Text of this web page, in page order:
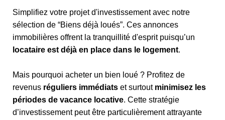
Simplifiez votre projet d'investissement avec notre
sélection de “Biens déjà loués”. Ces annonces
immobilières offrent la tranquillité d'esprit puisqu’un
locataire est déjà en place dans le logement.
Mais pourquoi acheter un bien loué ? Profitez de
revenus réguliers immédiats et surtout minimisez les
périodes de vacance locative. Cette stratégie
d’investissement peut être particulièrement attrayante